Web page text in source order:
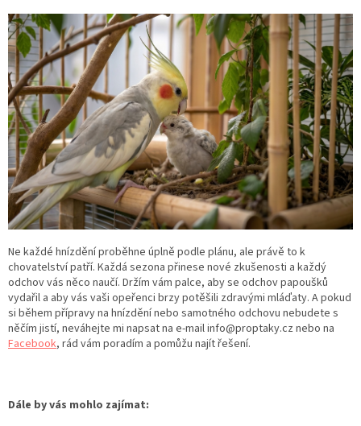
Ne každé hnízdění proběhne úplně podle plánu, ale právě to k
chovatelství patří. Každá sezona přinese nové zkušenosti a každý
odchov vás něco naučí. Držím vám palce, aby se odchov papoušků
vydařil a aby vás vaši opeřenci brzy potěšili zdravými mláďaty. A pokud
si během přípravy na hnízdění nebo samotného odchovu nebudete s
něčím jistí, neváhejte mi napsat na e-mail info@proptaky.cz nebo na
Facebook, rád vám poradím a pomůžu najít řešení.
Dále by vás mohlo zajímat: